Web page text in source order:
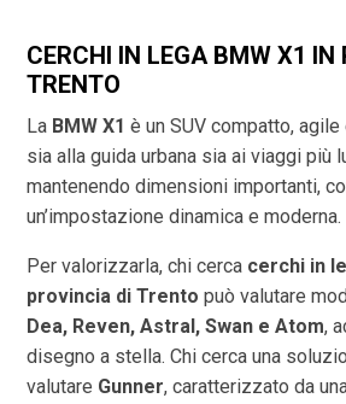
CERCHI IN LEGA BMW X1 IN
TRENTO
La BMW X1 è un SUV compatto,
sia alla guida urbana sia ai viaggi più
mantenendo dimensioni importanti,
un’impostazione dinamica e moderna.
Per valorizzarla, chi cerca cerchi in
provincia diTrento può valutare
Dea, Reven, Astral, Swan e Atom,
disegno a stella. Chi cerca una
valutare Gunner, caratterizzato da